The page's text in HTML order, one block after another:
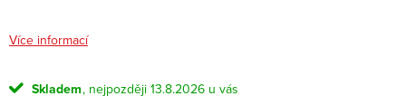
Více informací
Skladem
13.8.2026